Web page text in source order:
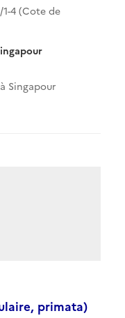
1-4 (Cote de
Singapour
primata)